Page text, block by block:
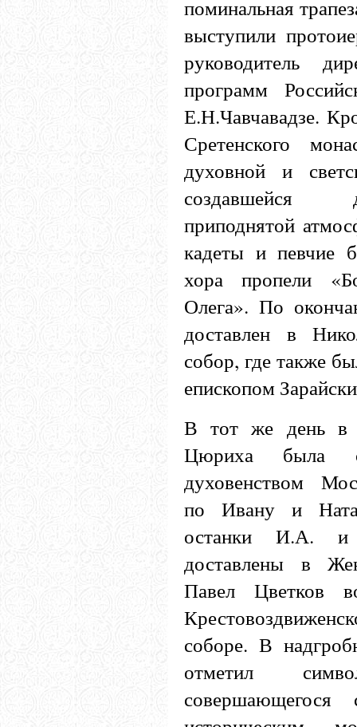
поминальная
выступили
руководитель
программ
Е.Н.Чавчавадзе.
Сретенского
духовной и
создавшейся
приподнятой
кадеты и певчие
хора пропели
Олега». По
доставлен в
собор, где также
епископом
В тот же день в
Цюриха была
духовенством
по Ивану и
останки И.А.
доставлены в
Павел Цветков
соборе. В
отметил
совершающегося